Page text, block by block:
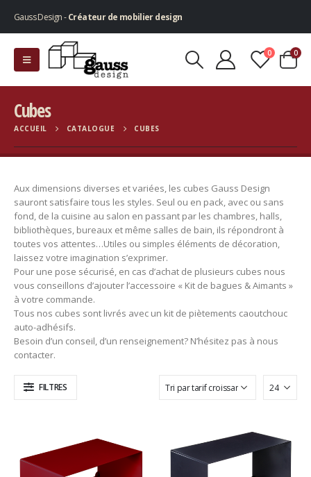
Gauss Design -Créateur de mobilier design
0 0
Cubes
ACCUEIL CATALOGUE CUBES
Aux dimensions diverses et variées, les cubes Gauss Design
sauront satisfaire tous les styles. Seul ou en pack, avec ou sans
fond, de la cuisine au salon en passant par les chambres, halls,
bibliothèques, bureaux et même salles de bain, ils répondront à
toutes vos attentes…Utiles ou simples éléments de décoration,
laissez votre imagination s’exprimer.
Pour une pose sécurisé, en cas d’achat de plusieurs cubes nous
vous conseillons d’ajouter l’accessoire « Kit de bagues & Aimants »
à votre commande.
Tous nos cubes sont livrés avec un kit de piètements caoutchouc
auto-adhésifs.
Besoin d’un conseil, d’un renseignement? N’hésitez pas à nous
contacter.
FILTRES